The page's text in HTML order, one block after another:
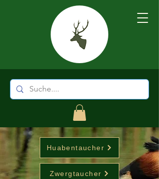
Huabentaucher
Zwergtaucher